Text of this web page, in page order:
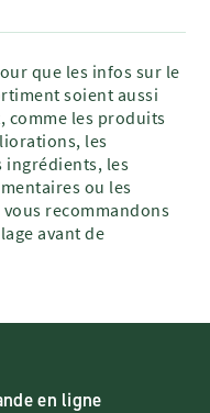
que les infos sur le
soient aussi
comme les produits
les
ingrédients, les
ou les
recommandons
avant de
en ligne